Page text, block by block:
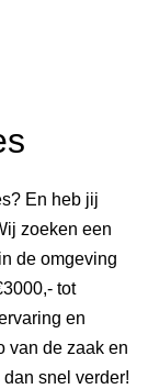
En heb jij
zoeken een
de omgeving
tot
en
van de zaak en
snel verder!